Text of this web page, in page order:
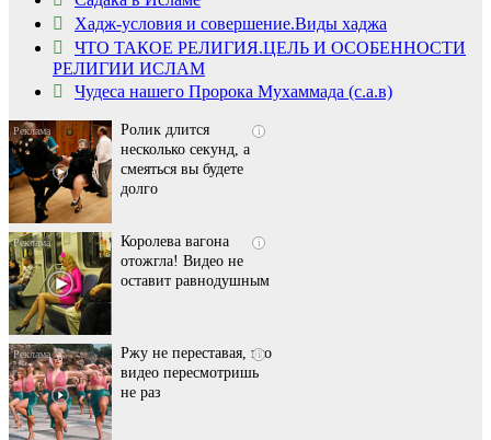
Хадж-условия и совершение.Виды хаджа
ЧТО ТАКОЕ РЕЛИГИЯ.ЦЕЛЬ И ОСОБЕННОСТИ
РЕЛИГИИ ИСЛАМ
Чудеса нашего Пророка Мухаммада (с.а.в)
i
Скрытая камера на
пляже Крыма: Что
люди вытворяют, когда
их не видят...
i
Ролик длится
несколько секунд, а
смеяться вы будете
долго
i
Королева вагона
отожгла! Видео не
оставит равнодушным
i
Ржу не переставая, это
видео пересмотришь
не раз